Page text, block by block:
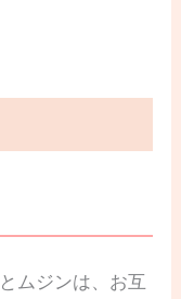
ムジンは、お互